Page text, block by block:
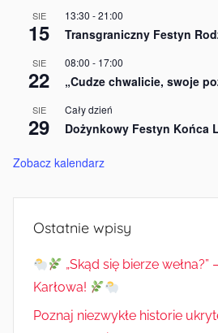
SIE
15
13:30 -21:00
Transgraniczny Festyn
SIE
22
08:00 - 17:00
„Cudze chwalicie, swoje
SIE
29
Cały dzień
Dożynkowy Festyn Końca
Zobacz kalendarz
Ostatnie wpisy
„Skąd się bierze
Karłowa!
Poznaj niezwykłe historie